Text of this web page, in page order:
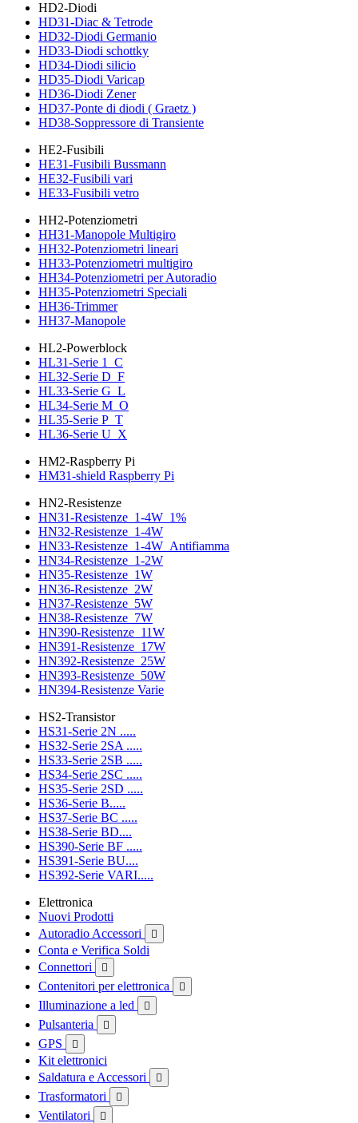
HD2-Diodi
HD31-Diac & Tetrode
HD32-Diodi Germanio
HD33-Diodi schottky
HD34-Diodi silicio
HD35-Diodi Varicap
HD36-Diodi Zener
HD37-Ponte di diodi ( Graetz )
HD38-Soppressore di Transiente
HE2-Fusibili
HE31-Fusibili Bussmann
HE32-Fusibili vari
HE33-Fusibili vetro
HH2-Potenziometri
HH31-Manopole Multigiro
HH32-Potenziometri lineari
HH33-Potenziometri multigiro
HH34-Potenziometri per Autoradio
HH35-Potenziometri Speciali
HH36-Trimmer
HH37-Manopole
HL2-Powerblock
HL31-Serie 1_C
HL32-Serie D_F
HL33-Serie G_L
HL34-Serie M_O
HL35-Serie P_T
HL36-Serie U_X
HM2-Raspberry Pi
HM31-shield Raspberry Pi
HN2-Resistenze
HN31-Resistenze_1-4W_1%
HN32-Resistenze_1-4W
HN33-Resistenze_1-4W_Antifiamma
HN34-Resistenze_1-2W
HN35-Resistenze_1W
HN36-Resistenze_2W
HN37-Resistenze_5W
HN38-Resistenze_7W
HN390-Resistenze_11W
HN391-Resistenze_17W
HN392-Resistenze_25W
HN393-Resistenze_50W
HN394-Resistenze Varie
HS2-Transistor
HS31-Serie 2N .....
HS32-Serie 2SA .....
HS33-Serie 2SB .....
HS34-Serie 2SC .....
HS35-Serie 2SD .....
HS36-Serie B.....
HS37-Serie BC .....
HS38-Serie BD....
HS390-Serie BF .....
HS391-Serie BU....
HS392-Serie VARI.....
Elettronica
Nuovi Prodotti
Autoradio Accessori

Conta e Verifica Soldi
Connettori

Contenitori per elettronica 
Illuminazione a led 
Pulsanteria 
GPS 
Kit elettronici
Saldatura e Accessori

Trasformatori 
Ventilatori 